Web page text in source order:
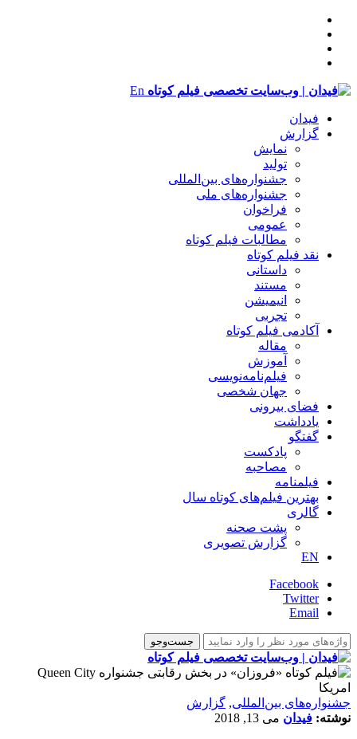
En
فیدان
گزارش
نمایش
تولید
‌‌جشنواره‌های بین‌المللی
جشنواره‌های ملی
فراخوان
عمومی
مطالبات فیلم کوتاه
نقد فیلم کوتاه
داستانی
مستند
انیمیشن
تجربی
آکادمی فیلم کوتاه
مقاله
آموزش
فیلم‌نامه‌نویسی
جهان شخصی
فضای بیرونی
یادداشت
گفتگو
پادکست
مصاحبه
فیلمنامه
بهترین فیلم‌های کوتاه سال
گالری
پشت صحنه
گزارش تصویری
EN
Facebook
Twitter
Email
‌‌جشنواره‌های بین‌المللی, گزارش
نوشته: فیدان می 13, 2018